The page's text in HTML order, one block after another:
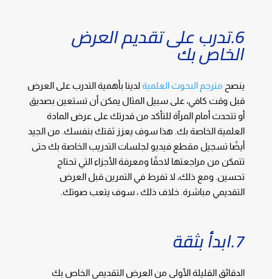
6.تدرب على تقديم العرض
الخاص بك
ينصح مترجم البحوث العلميةلدينا بأهمية التدرب على العرض
قبل وقت كافي، على سبيل المثال يمكن أن تستعين بصديق
أو تتحدث أمام المرآة للتأكد من قدرتك على عرض المادة
العلمية الخاصة بك. هذا سوف يعزز ثقتك بنفسك. من الجيد
أيضًا تسجيل مقطع فيديو لجلسات التدريب الخاصة بك حتى
تتمكن من مراجعتها لاحقًا ومعرفة الأجزاء التي تحتاج
تحسين. ومع ذلك، لا تفرط في التمرين قبل العرض
التقديمي مباشرة. خلاف ذلك ، سوف يتعب صوتك.
7.ابدأ بثقة
الدقائق القليلة الأولى من العرض التقديمي الخاص بك